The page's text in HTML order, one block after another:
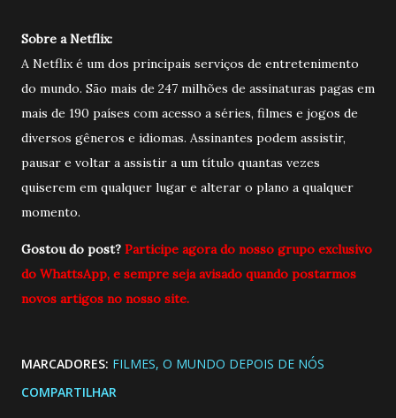
Sobre a Netflix:
A Netflix é um dos principais serviços de entretenimento
do mundo. São mais de 247 milhões de assinaturas pagas em
mais de 190 países com acesso a séries, filmes e jogos de
diversos gêneros e idiomas. Assinantes podem assistir,
pausar e voltar a assistir a um título quantas vezes
quiserem em qualquer lugar e alterar o plano a qualquer
momento.
Gostou do post? Participe agora do nosso grupo exclusivo
do WhattsApp, e sempre seja avisado quando postarmos
novos artigos no nosso site.
MARCADORES: FILMES O MUNDO DEPOIS DE NÓS
COMPARTILHAR